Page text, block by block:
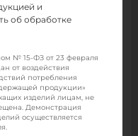
и
об обработке
№ 15-ФЗ от 23 февраля
от воздействия
потребления
продукции»
изделий лицам, не
Демонстрация
осуществляется